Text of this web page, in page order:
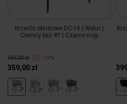
Krzesło obrotowe DC-16 | Welur |
Ciemny beż #7 | Czarne nogi
399,00 zł -10%
359,00 zł